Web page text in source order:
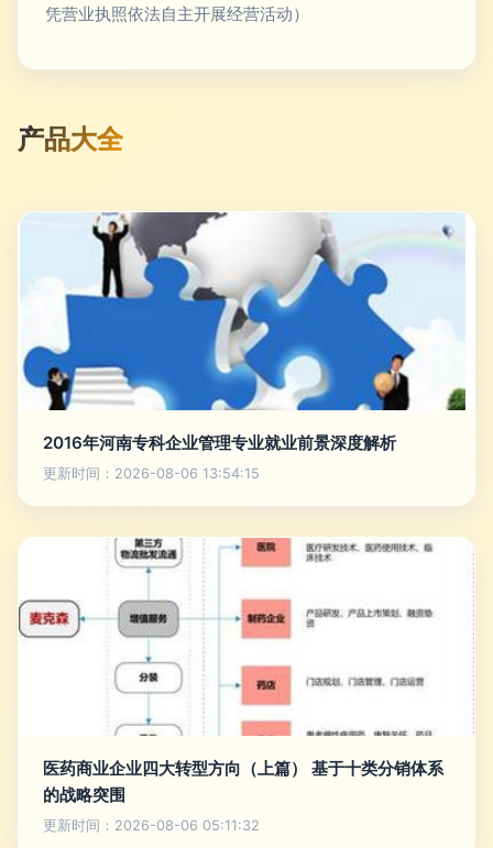
凭营业执照依法自主开展经营活动）
产品大全
2016年河南专科企业管理专业就业前景深度解析
更新时间：2026-08-06 13:54:15
医药商业企业四大转型方向（上篇） 基于十类分销体系
的战略突围
更新时间：2026-08-06 05:11:32